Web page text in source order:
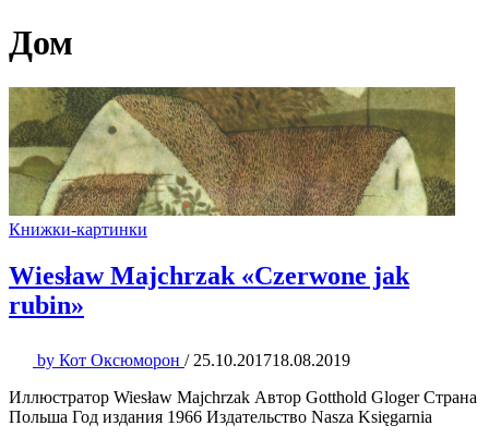
Дом
Книжки-картинки
Wiesław Majchrzak «Czerwone jak
rubin»
by Кот Оксюморон / 25.10.201718.08.2019
Иллюстратор Wiesław Majchrzak Автор Gotthold Gloger Страна
Польша Год издания 1966 Издательство Nasza Księgarnia